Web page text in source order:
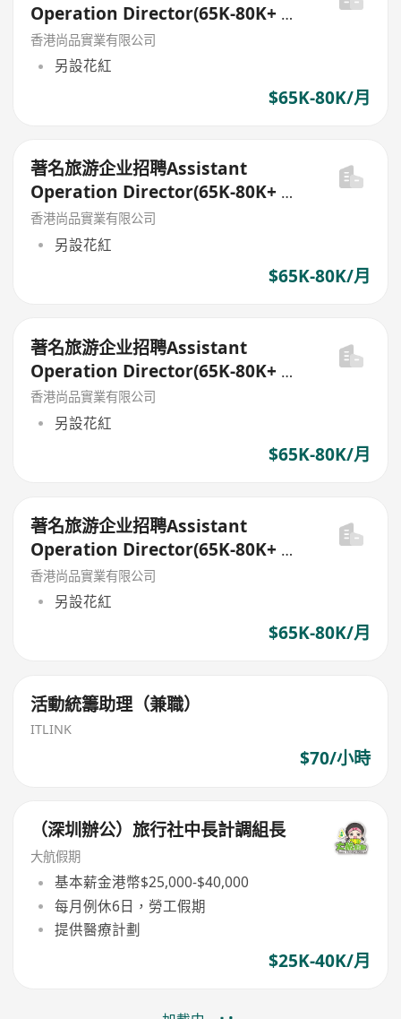
Operation Director(65K-80K+ 花
红)
香港尚品實業有限公司
另設花紅
$65K-80K/月
著名旅游企业招聘Assistant
Operation Director(65K-80K+ 花
红)
香港尚品實業有限公司
另設花紅
$65K-80K/月
著名旅游企业招聘Assistant
Operation Director(65K-80K+ 花
红)
香港尚品實業有限公司
另設花紅
$65K-80K/月
著名旅游企业招聘Assistant
Operation Director(65K-80K+ 花
红)
香港尚品實業有限公司
另設花紅
$65K-80K/月
活動統籌助理（兼職）
ITLINK
$70/小時
（深圳辦公）旅行社中長計調組長
大航假期
基本薪金港幣$25,000-$40,000
每月例休6日，勞工假期
提供醫療計劃
$25K-40K/月